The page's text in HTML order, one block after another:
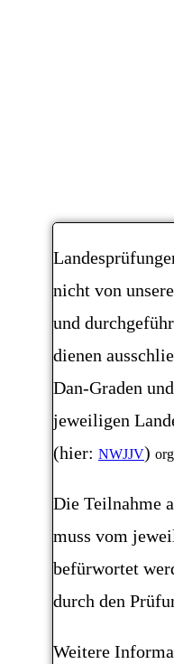
nicht von
und
dienen
Dan-Graden
jeweiligen
(hier: NWJJV)
Die Teilnahme
muss vom
befürwortet
durch den
Weitere